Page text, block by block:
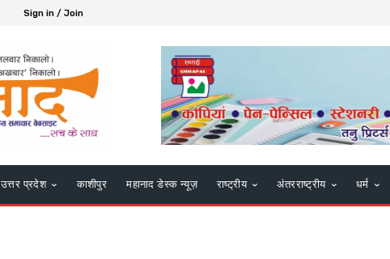
Sign in / Join
उत्तर प्रदेश काशीपुर महानाद डेस्क न्यूज़ राष्ट्रीय अंतरराष्ट्रीय धर्म